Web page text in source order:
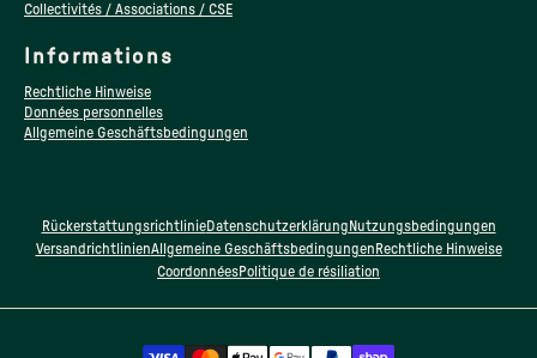
Collectivités / Associations / CSE
Informations
Rechtliche Hinweise
Données personnelles
Allgemeine Geschäftsbedingungen
RückerstattungsrichtlinieDatenschutzerklärung Nutzungsbedingungen
VersandrichtlinienAllgemeine Geschäftsbedingungen Rechtliche Hinweise
CoordonnéesPolitique de résiliation